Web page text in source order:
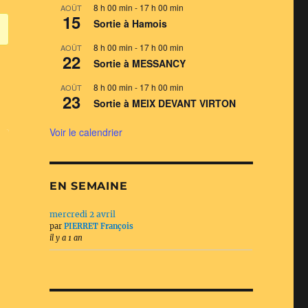
AOÛT
15
8 h 00 min - 17 h 00 min
Sortie à Hamois
AOÛT
22
8 h 00 min - 17 h 00 min
Sortie à MESSANCY
AOÛT
23
8 h 00 min - 17 h 00 min
Sortie à MEIX DEVANT VIRTON
Voir le calendrier
EN SEMAINE
mercredi 2 avril
par PIERRET François
il y a 1 an